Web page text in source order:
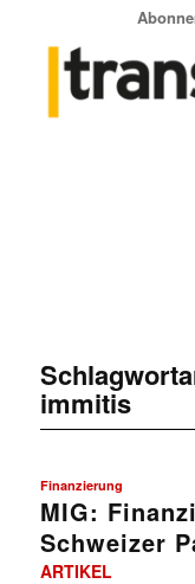
immitis
Finanzierung
MIG:
Schweizer
ARTIKEL